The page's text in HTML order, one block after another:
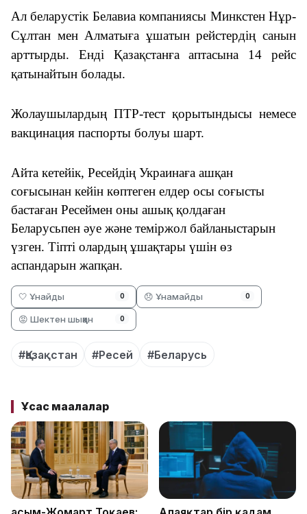
Ал беларустік Белавиа компаниясы Минкстен Нұр-
Сұлтан мен Алматыға ұшатын рейстердің санын
арттырды. Енді Қазақстанға аптасына 14 рейс
қатынайтын болады.
Жолаушылардың ПТР-тест қорытындысы немесе
вакцинация паспорты болуы шарт.
Айта кетейік, Ресейдің Украинаға ашқан
соғысынан кейін көптеген елдер осы соғысты
бастаған Ресеймен оны ашық қолдаған
Беларусьпен әуе және теміржол байланыстарын
үзген. Тіпті олардың ұшақтары үшін өз
аспандарын жапқан.
🤍 Ұнайды 0 😞 Ұнамайды 0
😡 Шектен шыққан 0
#Қазақстан #Ресей #Беларусь
Ұқсас мақалалар